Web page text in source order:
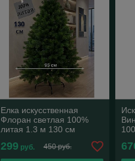
Елка искусственная
Флоран светлая 100%
литая 1.3 м 130 см
299 руб. 450 руб.